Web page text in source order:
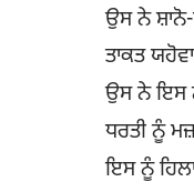
ਉਸ ਨੇ
ਤਾਕਤ
ਉਸ ਨੇ ਇਸ
ਧਰਤੀ ਨੂੰ
ਇਸ ਨੂੰ